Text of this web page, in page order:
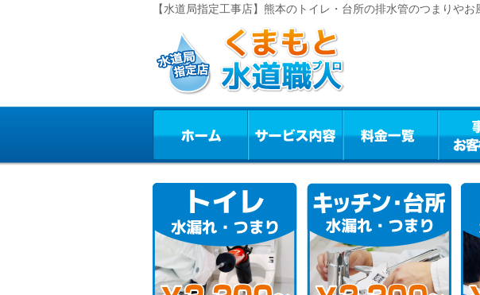
【水道局指定工事店】熊本のトイレ・台所の排水管のつまりや